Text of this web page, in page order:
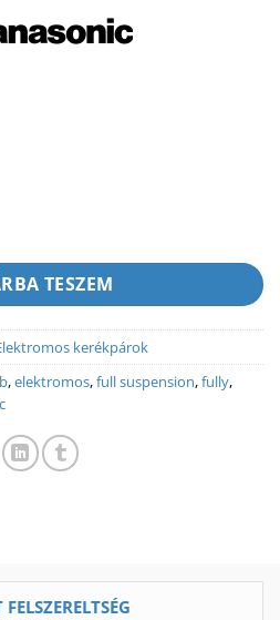
TESZEM
kerékpárok
,elektromos,full suspension,fully,